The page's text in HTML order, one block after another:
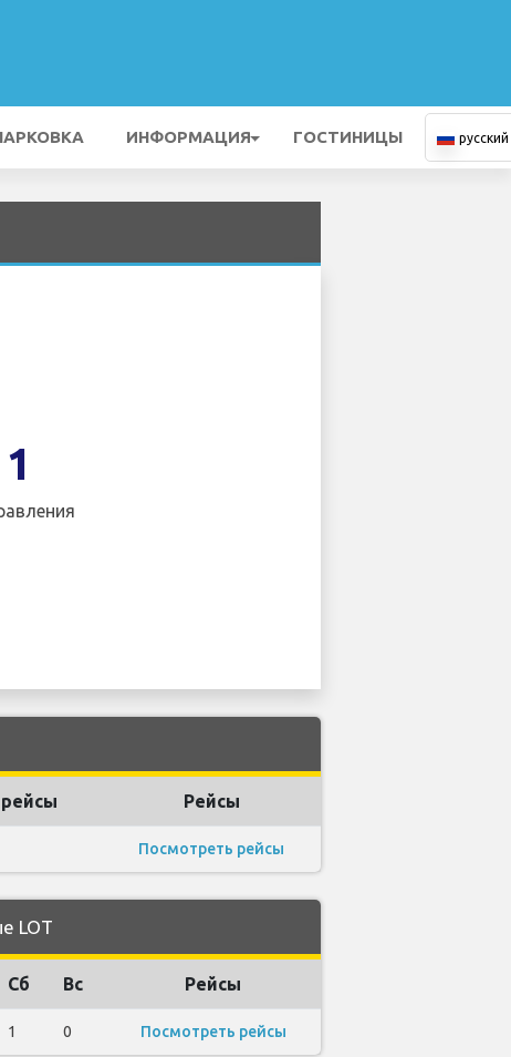
ИНФОРМАЦИЯ ГОСТИНИЦЫ русский
1
Рейсы
Посмотреть рейсы
LOT
Сб Вс Рейсы
1 0 Посмотреть рейсы